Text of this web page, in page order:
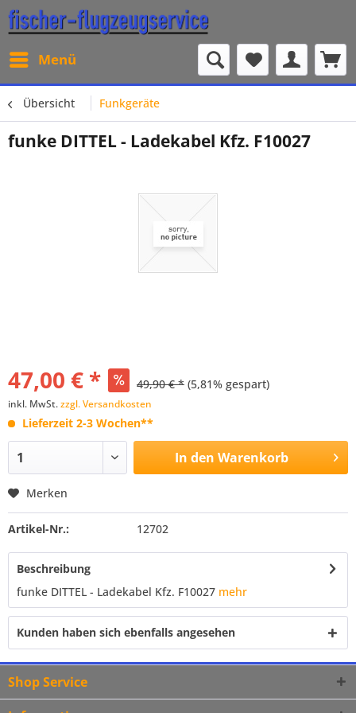
Menü
Übersicht Funkgeräte
funke DITTEL - Ladekabel Kfz. F10027
47,00 € * 49,90 € * (5,81% gespart)
inkl. MwSt.zzgl. Versandkosten
Lieferzeit 2-3 Wochen**
In den Warenkorb
Merken
Artikel-Nr.: 12702
Beschreibung
funke DITTEL - Ladekabel Kfz. F10027 mehr
Kunden haben sich ebenfalls angesehen
Shop Service